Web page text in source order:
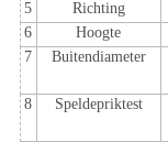
5 Richting
6
Hoogte
7
Buitendiameter
8 Speldepriktest